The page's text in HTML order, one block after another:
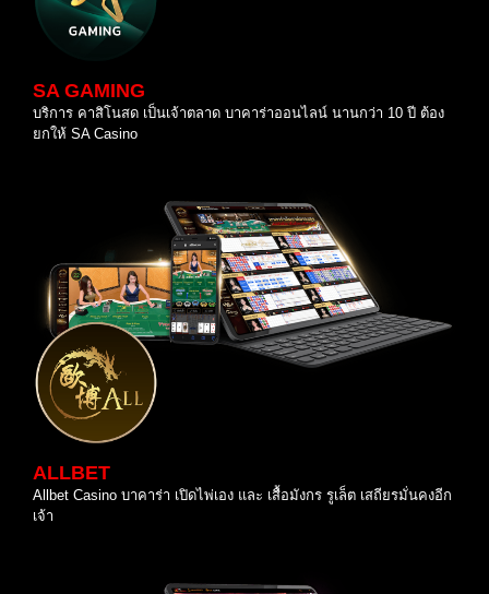
SA GAMING
บริการ คาสิโนสด เป็นเจ้าตลาด บาคาร่าออนไลน์ นานกว่า 10 ปี ต้อง
ยกให้ SA Casino
ALLBET
Allbet Casino บาคาร่า เปิดไพ่เอง และ เสื้อมังกร รูเล็ต เสถียรมั่นคงอีก
เจ้า